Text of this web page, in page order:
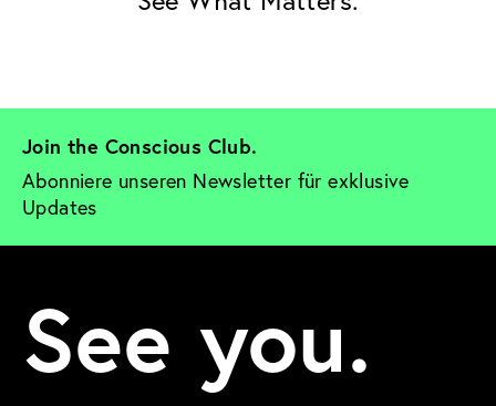
Join the Conscious Club.
Abonniere unseren Newsletter für exklusive
Updates
See you.